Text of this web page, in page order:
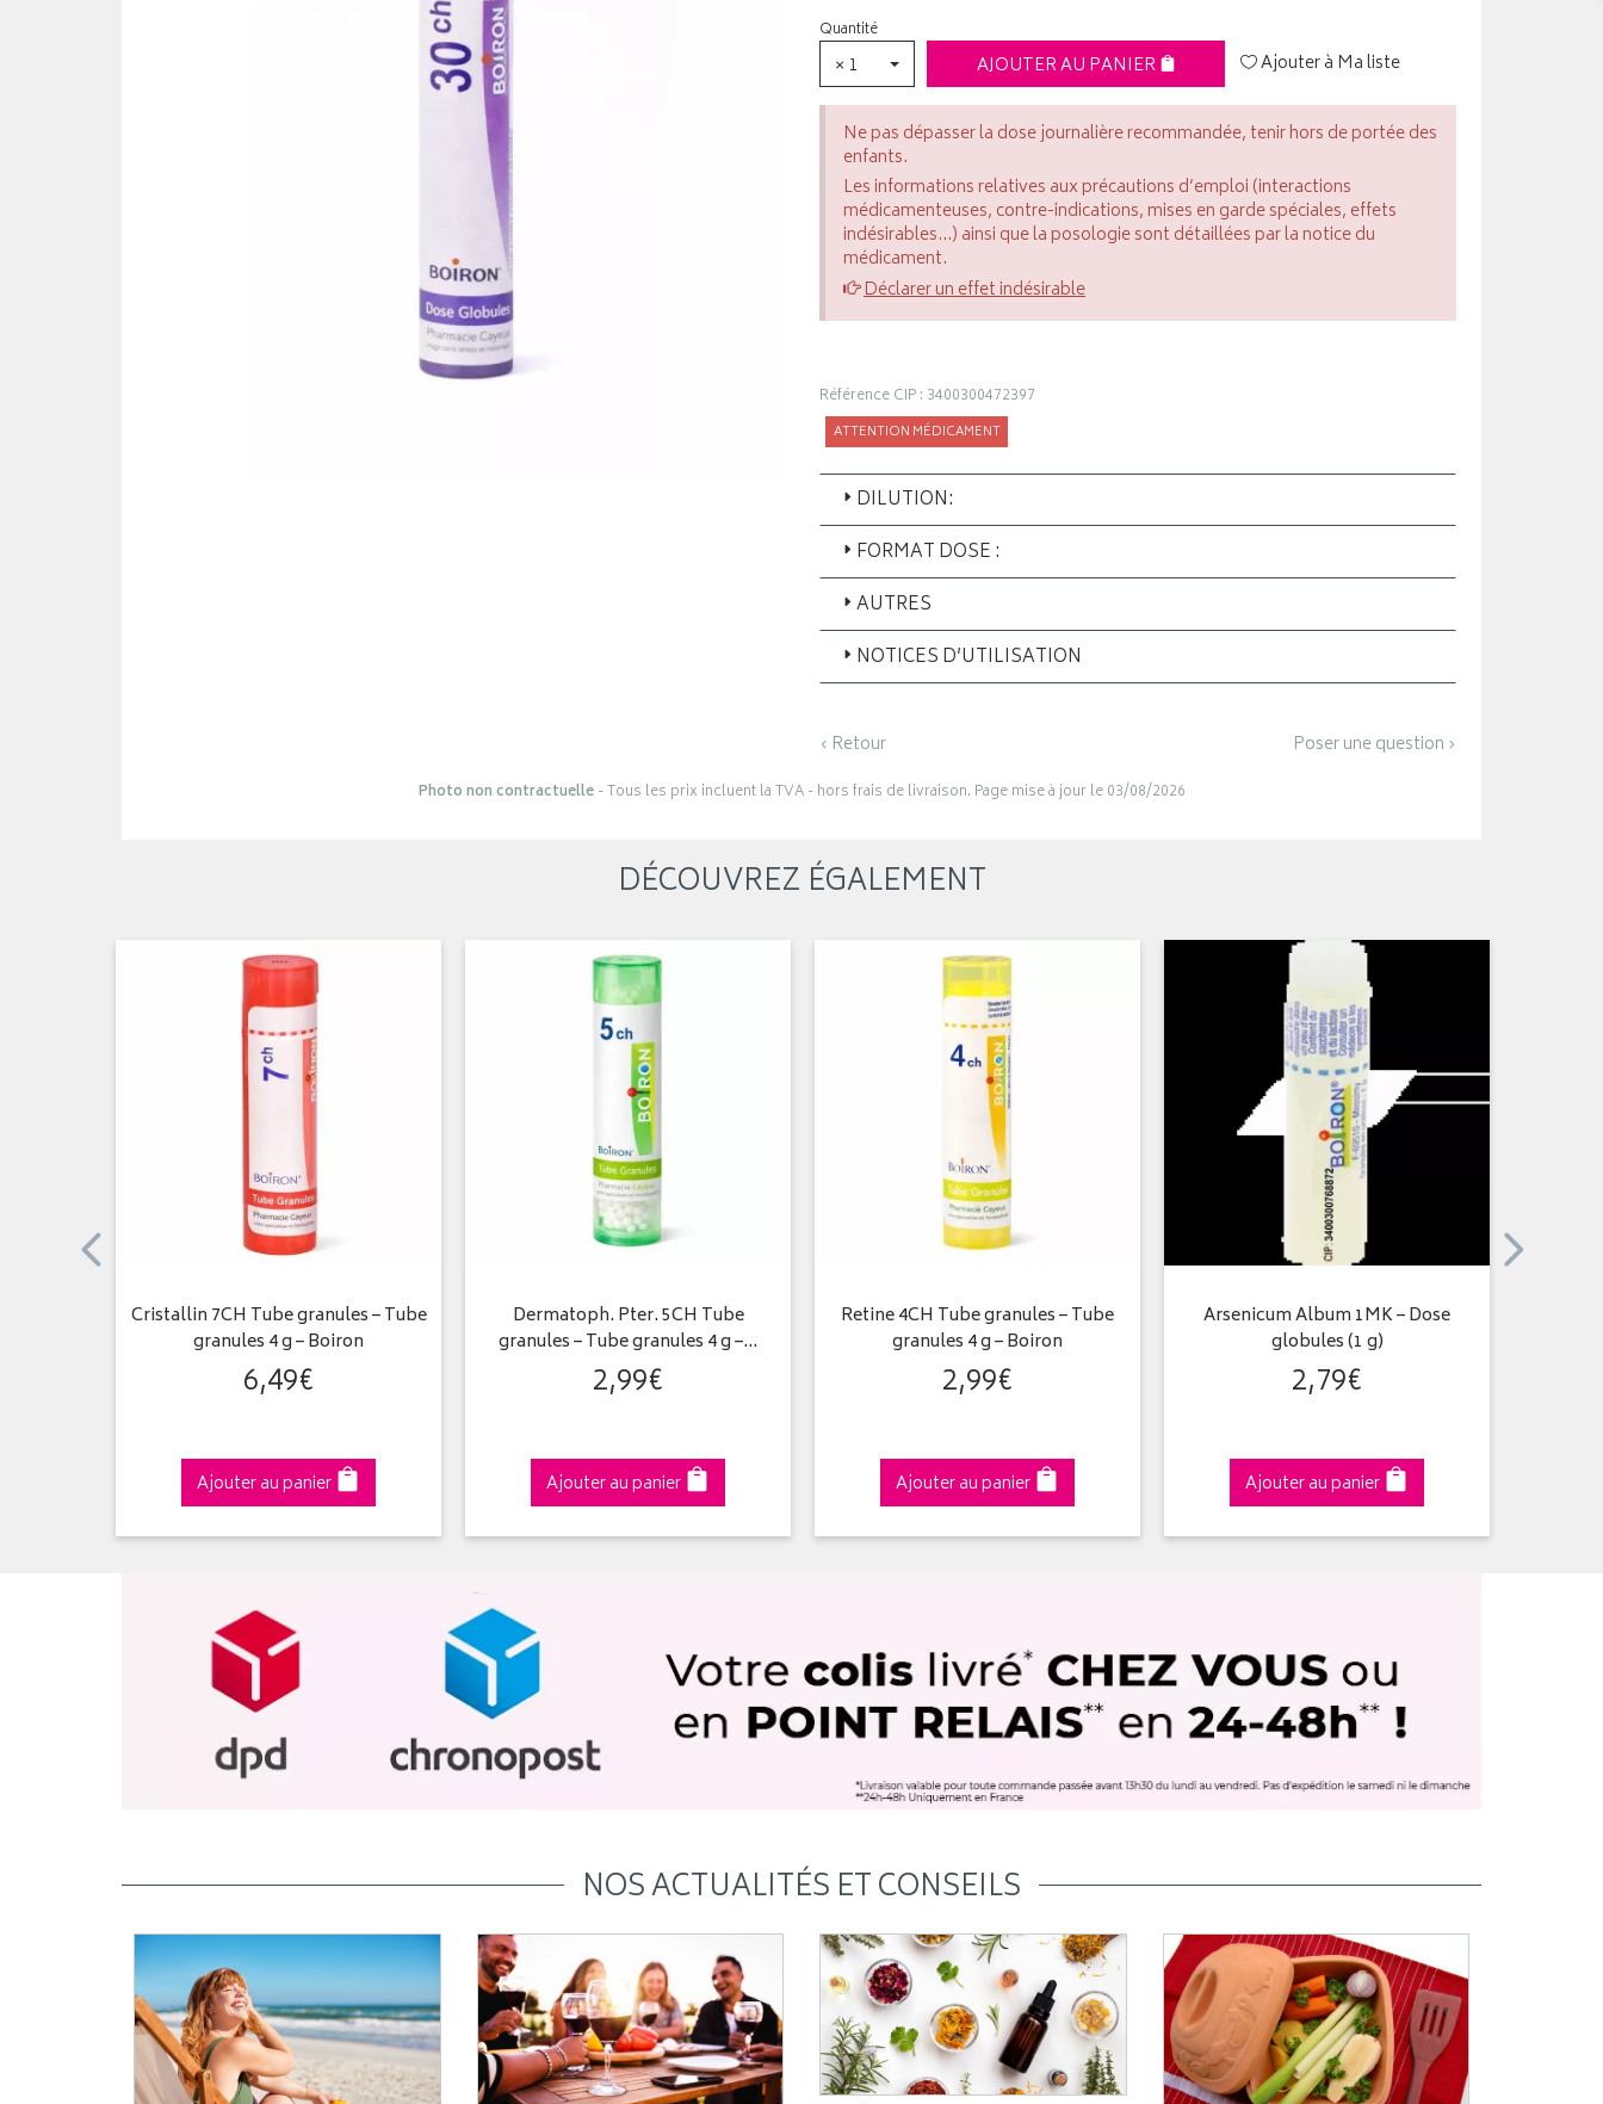
Quantité
× 1 AJOUTER AU PANIER Ajouter à Ma liste
Ne pas dépasser la dose journalière recommandée, tenir hors de portée des
enfants.
Les informations relatives aux précautions d’emploi (interactions
médicamenteuses, contre-indications, mises en garde spéciales, effets
indésirables...) ainsi que la posologie sont détaillées par la notice du
médicament.
Déclarer un effet indésirable
Référence CIP : 3400300472397
ATTENTION MÉDICAMENT
DILUTION:
FORMAT DOSE :
AUTRES
NOTICES D’UTILISATION
‹ Retour Poser une question ›
Photo non contractuelle- Tous les prix incluent la TVA - hors frais de livraison. Page mise à jour le 03/08/2026
DÉCOUVREZ ÉGALEMENT
Cristallin 7CH Tube granules – Tube
granules 4 g – Boiron
6,49€
Ajouter au panier
Dermatoph. Pter. 5CH Tube
granules – Tube granules 4 g –…
2,99€
Ajouter au panier
Retine 4CH Tube granules – Tube
granules 4 g – Boiron
2,99€
Ajouter au panier
Arsenicum Album 1MK – Dose
globules (1 g)
2,79€
Ajouter au panier
NOS ACTUALITÉS ET CONSEILS